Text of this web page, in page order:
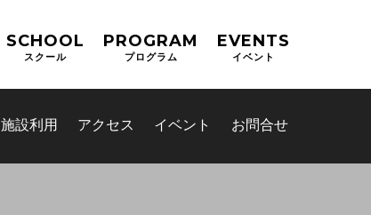
SCHOOL
スクール
PROGRAM
プログラム
EVENTS
イベント
施設利用 アクセス イベント お問合せ